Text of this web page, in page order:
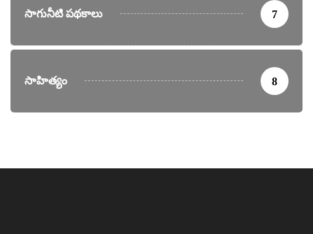
సాగునీటి పథకాలు 7
సాహిత్యం 8